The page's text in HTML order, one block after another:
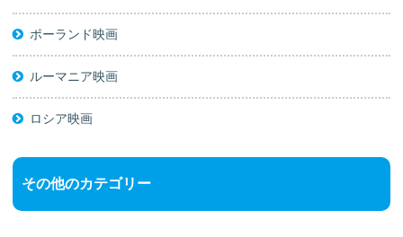
ポーランド映画
ルーマニア映画
ロシア映画
その他のカテゴリー